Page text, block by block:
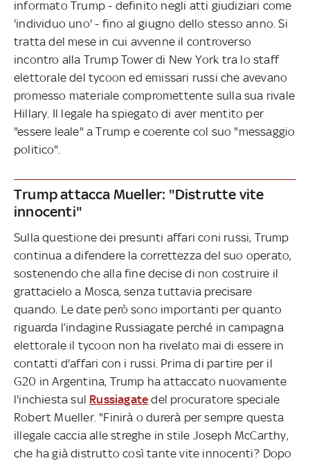
informato Trump - definito negli atti giudiziari come
'individuo uno' - fino al giugno dello stesso anno. Si
tratta del mese in cui avvenne il controverso
incontro alla Trump Tower di New York tra lo staff
elettorale del tycoon ed emissari russi che avevano
promesso materiale compromettente sulla sua rivale
Hillary. Il legale ha spiegato di aver mentito per
"essere leale" a Trump e coerente col suo "messaggio
politico".
Trump attacca Mueller: "Distrutte vite
innocenti"
Sulla questione dei presunti affari coni russi, Trump
continua a difendere la correttezza del suo operato,
sostenendo che alla fine decise di non costruire il
grattacielo a Mosca, senza tuttavia precisare
quando. Le date però sono importanti per quanto
riguarda l’indagine Russiagate perché in campagna
elettorale il tycoon non ha rivelato mai di essere in
contatti d'affari con i russi. Prima di partire per il
G20 in Argentina, Trump ha attaccato nuovamente
l'inchiesta sul Russiagate del procuratore speciale
Robert Mueller. "Finirà o durerà per sempre questa
illegale caccia alle streghe in stile Joseph McCarthy,
che ha già distrutto così tante vite innocenti? Dopo